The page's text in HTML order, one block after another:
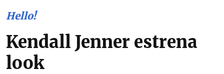
Hello!
Kendall Jenner estrena
look